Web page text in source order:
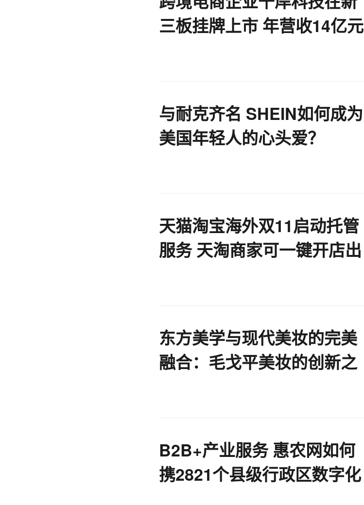
三板挂牌上市 年营收14亿元
与耐克齐名 SHEIN如何成为
美国年轻人的心头爱？
天猫淘宝海外双11启动托管
服务 天淘商家可一键开店出
东方美学与现代美妆的完美
融合：毛戈平美妆的创新之
B2B+产业服务 惠农网如何
携2821个县级行政区数字化